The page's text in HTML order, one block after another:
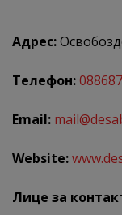
Адрес:
Телефон:
Email:
Website:
Лице за